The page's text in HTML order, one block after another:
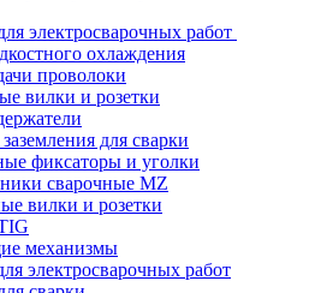
электросварочных работ
охлаждения
проволоки
вилки и розетки
для сварки
фиксаторы и уголки
сварочные MZ
вилки и розетки
механизмы
электросварочных работ